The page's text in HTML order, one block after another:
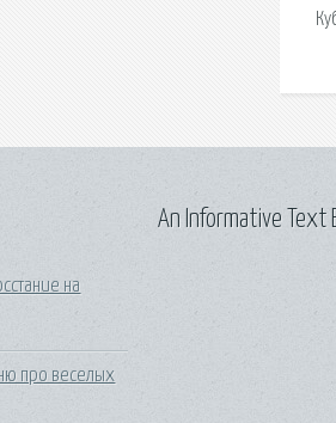
на
про веселых
An Informative Text